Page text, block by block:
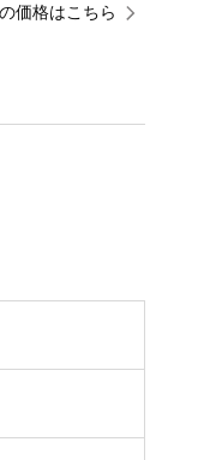
価格はこちら